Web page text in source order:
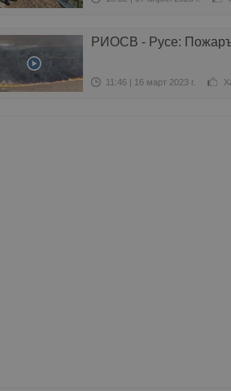
РИОСВ - Русе:
11:46 | 16 март 2023 г.